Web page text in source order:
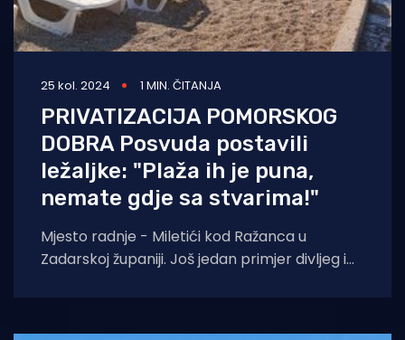
25 kol. 2024 1 MIN. ČITANJA
PRIVATIZACIJA POMORSKOG
DOBRA Posvuda postavili
ležaljke: "Plaža ih je puna,
nemate gdje sa stvarima!"
Mjesto radnje - Miletići kod Ražanca u
Zadarskoj županiji. Još jedan primjer divljeg i
pomorskog dobra.